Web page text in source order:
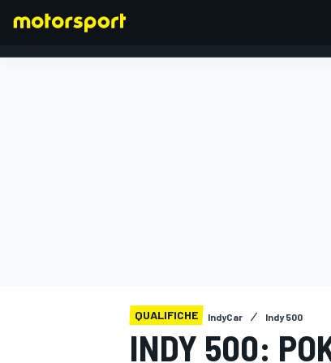
QUALIFICHE IndyCar Indy 500
INDY 500: